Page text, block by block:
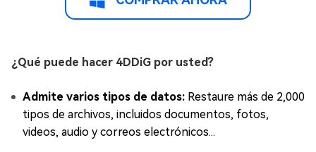
¿Qué puede hacer 4DDiG por usted?
Admite varios tipos de datos: Restaure más de 2,000
tipos de archivos, incluidos documentos, fotos,
videos, audio y correos electrónicos...